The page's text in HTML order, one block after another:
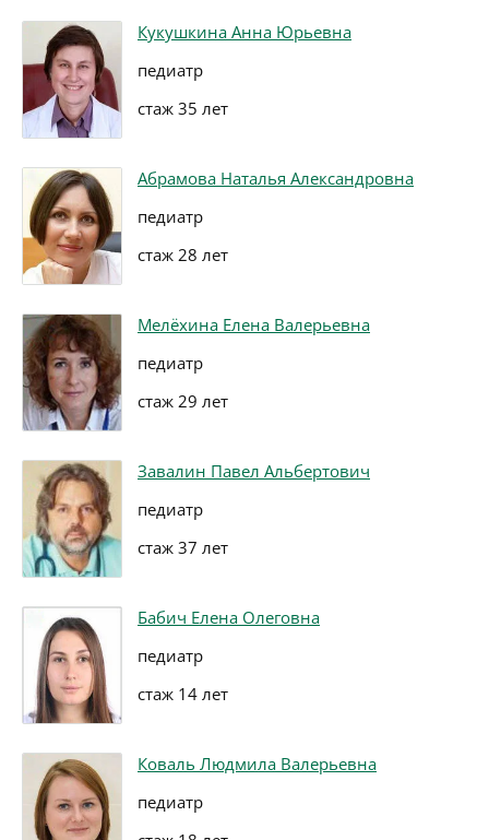
Кукушкина Анна Юрьевна
педиатр
стаж 35 лет
Абрамова Наталья Александровна
педиатр
стаж 28 лет
Мелёхина Елена Валерьевна
педиатр
стаж 29 лет
Завалин Павел Альбертович
педиатр
стаж 37 лет
Бабич Елена Олеговна
педиатр
стаж 14 лет
Коваль Людмила Валерьевна
педиатр